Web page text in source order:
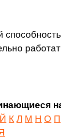
Й К Л М Н О П